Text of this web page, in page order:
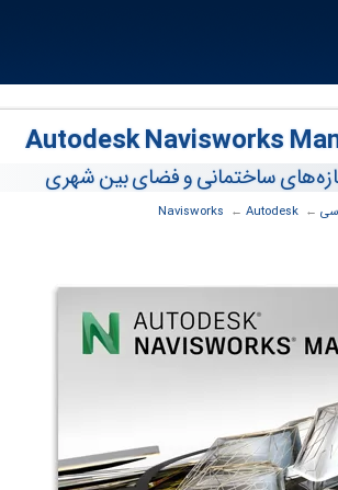
ساختمانی و فضای بین شهری
← ‏
Autodesk
← ‏
Navisworks